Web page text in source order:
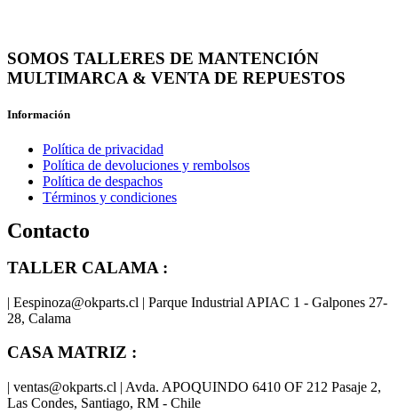
SOMOS TALLERES DE MANTENCIÓN
MULTIMARCA & VENTA DE REPUESTOS
Información
Política de privacidad
Política de devoluciones y rembolsos
Política de despachos
Términos y condiciones
Contacto
TALLER CALAMA :
| Eespinoza@okparts.cl | Parque Industrial APIAC 1 - Galpones 27-
28, Calama
CASA MATRIZ :
| ventas@okparts.cl | Avda. APOQUINDO 6410 OF 212 Pasaje 2,
Las Condes, Santiago, RM - Chile